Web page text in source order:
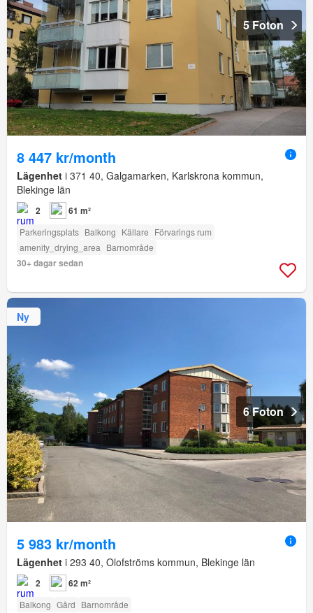
5 Foton
8 447 kr/month
Lägenhet i 371 40, Galgamarken, Karlskrona kommun,
Blekinge län
2 61 m²
Parkeringsplats Balkong Källare Förvarings rum
amenity_drying_area Barnområde
30+ dagar sedan
Ny
6 Foton
5 983 kr/month
Lägenhet i 293 40, Olofströms kommun, Blekinge län
2 62 m²
Balkong Gård Barnområde